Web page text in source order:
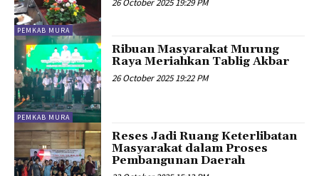
PEMKAB MURA
26 October 2025 19:29 PM
PEMKAB MURA
Ribuan Masyarakat Murung
Raya Meriahkan Tablig Akbar
26 October 2025 19:22 PM
Reses Jadi Ruang Keterlibatan
Masyarakat dalam Proses
Pembangunan Daerah